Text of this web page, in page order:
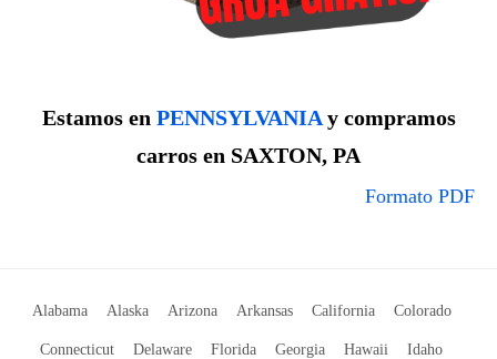
Estamos en PENNSYLVANIAy compramos
carros en SAXTON, PA
Formato PDF
Alabama Alaska Arizona Arkansas California Colorado
Connecticut Delaware Florida Georgia Hawaii Idaho